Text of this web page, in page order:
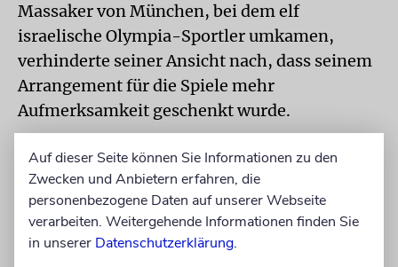
Massaker von München, bei dem elf
israelische Olympia-Sportler umkamen,
verhinderte seiner Ansicht nach, dass seinem
Arrangement für die Spiele mehr
Aufmerksamkeit geschenkt wurde.
Von 1978 bis 1992 war »Bio’s Bahnhof« im
Ersten Programm eine der wichtigsten
Unterhaltungssendungen im deutschen
Fernsehen. Mit Rhythm Combination & Brass
(RCB) war Peter Herbolzheimer in vielen
Auf dieser Seite können Sie Informationen zu den
Zwecken und Anbietern erfahren, die
personenbezogene Daten auf unserer Webseite
verarbeiten. Weitergehende Informationen finden Sie
in unserer Datenschutzerklärung.